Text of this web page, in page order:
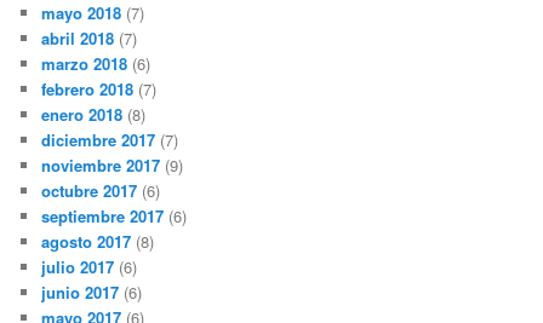
mayo 2018 (7)
abril 2018 (7)
marzo 2018 (6)
febrero 2018 (7)
enero 2018 (8)
diciembre 2017 (7)
noviembre 2017 (9)
octubre 2017 (6)
septiembre 2017 (6)
agosto 2017 (8)
julio 2017 (6)
junio 2017 (6)
mayo 2017 (6)